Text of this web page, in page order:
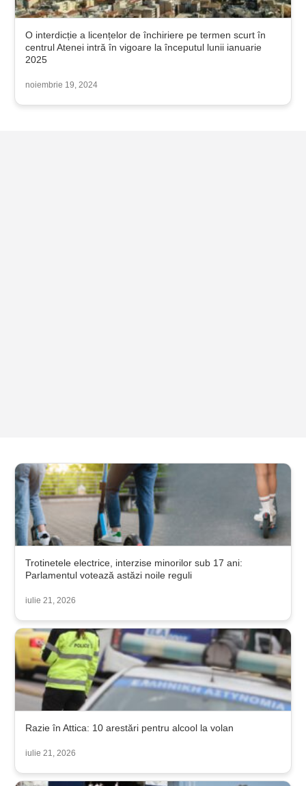
O interdicție a licențelor de închiriere pe termen scurt în
centrul Atenei intră în vigoare la începutul lunii ianuarie
2025
noiembrie 19, 2024
Trotinetele electrice, interzise minorilor sub 17 ani:
Parlamentul votează astăzi noile reguli
iulie 21, 2026
Razie în Attica: 10 arestări pentru alcool la volan
iulie 21, 2026